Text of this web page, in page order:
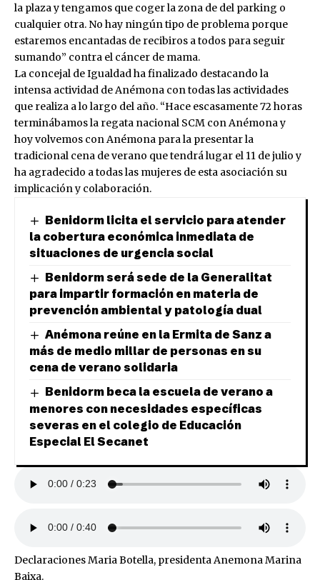
la plaza y tengamos que coger la zona de del parking o
cualquier otra. No hay ningún tipo de problema porque
estaremos encantadas de recibiros a todos para seguir
sumando” contra el cáncer de mama.
La concejal de Igualdad ha finalizado destacando la
intensa actividad de Anémona con todas las actividades
que realiza a lo largo del año. “Hace escasamente 72 horas
terminábamos la regata nacional SCM con Anémona y
hoy volvemos con Anémona para la presentar la
tradicional cena de verano que tendrá lugar el 11 de julio y
ha agradecido a todas las mujeres de esta asociación su
implicación y colaboración.
Benidorm licita el servicio para atender
la cobertura económica inmediata de
situaciones de urgencia social
Benidorm será sede de la Generalitat
para impartir formación en materia de
prevención ambiental y patología dual
Anémona reúne en la Ermita de Sanz a
más de medio millar de personas en su
cena de verano solidaria
Benidorm beca la escuela de verano a
menores con necesidades específicas
severas en el colegio de Educación
Especial El Secanet
Declaraciones Maria Botella, presidenta Anemona Marina
Baixa.